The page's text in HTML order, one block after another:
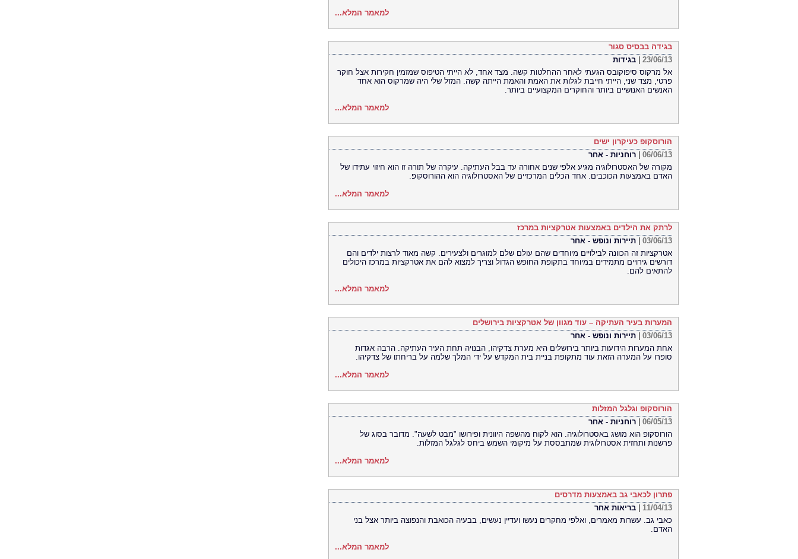
למאמר המלא...
בגידה בבסיס סגור
23/06/13
בגידות
אל מרקוס סיפוקובס הגעתי לאחר ההחלטות קשה. מצד אחד, לא הייתי הטיפוס שמזמין חקירות אצל חוקר
פרטי, מצד שני, הייתי חייבת לגלות את האמת והאמת הייתה קשה. המזל שלי היה שמרקוס הוא אחד
האנשים האנושיים ביותר והחוקרים המקצועיים ביותר.
למאמר המלא...
הורוסקופ כעיקרון ישים
06/06/13
רוחניות - אחר
מקורה של האסטרולוגיה מגיע אלפי שנים אחורה עד בבל העתיקה. עיקרה של תורה זו הוא חיזוי עתידו של
האדם באמצעות הכוכבים. אחד הכלים המרכזיים של האסטרולוגיה הוא ההורוסקופ.
למאמר המלא...
לרתק את הילדים באמצעות אטרקציות במרכז
03/06/13
תיירות ונופש - אחר
אטרקציות זה הכוונה לבילויים מיוחדים שהם עולם שלם למוגרים ולצעירים. קשה מאוד לרצות ילדים והם
דורשים גירויים מתמידים במיוחד בתקופת החופש הגדול וצריך למצוא להם את אטרקציות במרכז היכולים
להתאים להם.
למאמר המלא...
המערות בעיר העתיקה – עוד מגוון של אטרקציות בירושלים
03/06/13
תיירות ונופש - אחר
אחת המערות הידועות ביותר בירושלים היא מערת צדקיהו, הבנויה תחת העיר העתיקה. הרבה אגדות
סופרו על המערה הזאת עוד מתקופת בניית בית המקדש על ידי המלך שלמה על בריחתו של צדקיהו.
למאמר המלא...
הורוסקופ וגלגל המזלות
06/05/13
רוחניות - אחר
הורוסקופ הוא מושג באסטרולוגיה. הוא לקוח מהשפה היוונית ופירושו "מבט לשעה". מדובר בסוג של
פרשנות ותחזית אסטרולוגית שמתבססת על מיקומי השמש ביחס לגלגל המזלות.
למאמר המלא...
פתרון לכאבי גב באמצעות מדרסים
11/04/13
בריאות אחר
כאבי גב. עשרות מאמרים, ואלפי מחקרים נעשו ועדיין נעשים, בבעיה הכואבת והנפוצה ביותר אצל בני
האדם.
למאמר המלא...